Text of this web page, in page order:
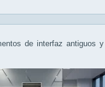
de interfaz antiguos